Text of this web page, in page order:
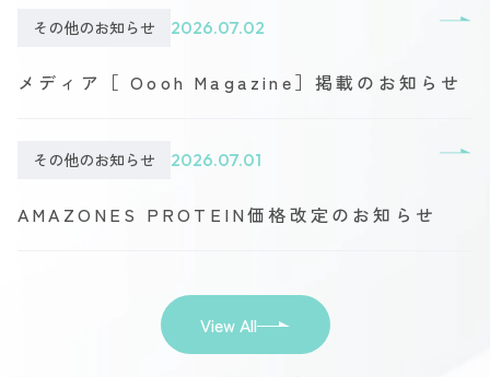
その他のお知らせ 2026.07.02
メディア［ Oooh Magazine］掲載のお知らせ
その他のお知らせ 2026.07.01
AMAZONES PROTEIN価格改定のお知らせ
View All